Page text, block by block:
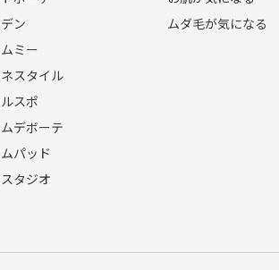
ン
ミー
スタイル
スポ
デボーテ
パッド
タジオ
ムダ毛が気になる